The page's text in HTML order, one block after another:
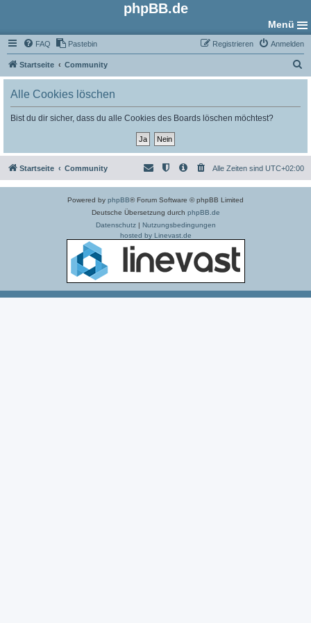
phpBB.de
Menü
FAQ Pastebin Anmelden
Registrieren
Startseite Community
u
Alle Cookies löschen
Bist du dir sicher, dass du alle Cookies des Boards löschen möchtest?
Startseite Community Alle Zeiten sind UTC+02:00
Powered by phpBB® Forum Software © phpBB Limited
Deutsche Übersetzung durch phpBB.de
Datenschutz| Nutzungsbedingungen
hosted by Linevast.de